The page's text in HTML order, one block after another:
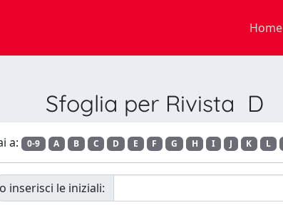
Home
Sfoglia per Rivista D
a: 0-9 A B C D E F G H I J K L
o inserisci le iniziali: